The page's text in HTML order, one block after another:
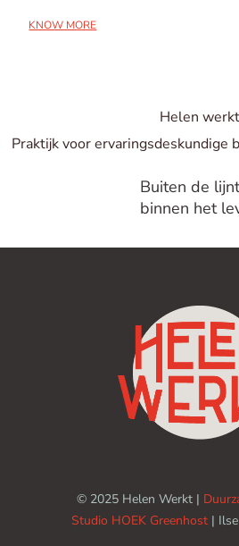
KNOW MORE
Helen werkt
Praktijk voorervarings­deskundige
Buiten de
binnen het
© 2025 Helen Werkt |
Studio HOEK Greenhost| Ilse